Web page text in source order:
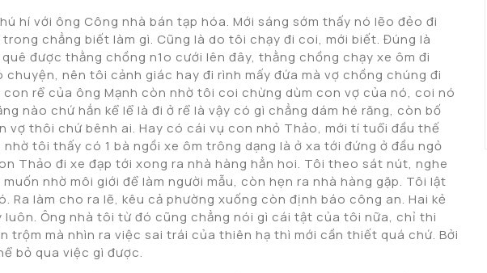
hí với ông Công nhà bán tạp hóa. Mới sáng sớm thấy nó lẽo đẻo đi
chẳng biết làm gì. Cũng là do tôi chạy đi coi, mới biết. Đúng là
được thằng chồng n1o cưới lên đây, thằng chồng chạy xe ôm đi
chuyện, nên tôi cảnh giác hay đi rình mấy đứa mà vợ chồng chúng đi
con rể của ông Mạnh còn nhờ tôi coi chừng dùm con vợ của nó, coi nó
nào chứ hắn kể lể là đi ở rể là vậy có gì chẳng dám hé răng, còn bố
vợ thôi chứ bênh ai. Hay có cái vụ con nhỏ Thảo, mới tí tuổi đầu thế
nhờ tôi thấy có 1 bà ngồi xe ôm trông dạng là ở xa tới đứng ở đầu ngỏ
Thảo đi xe đạp tới xong ra nhà hàng hẳn hoi. Tôi theo sát nút, nghe
nhờ môi giới để làm người mẫu, còn hẹn ra nhà hàng gặp. Tôi lật
Ra làm cho ra lẽ, kêu cả phường xuống còn định báo công an. Hai kẻ
luôn. Ông nhà tôi từ đó cũng chẳng nói gì cái tật của tôi nữa, chỉ thi
trộm mà nhìn ra việc sai trái của thiên hạ thì mới cần thiết quá chứ. Bởi
bỏ qua việc gì được.